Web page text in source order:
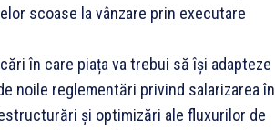
scoase la vânzare prin executare
în care piața va trebui să își adapteze
noile reglementări privind salarizarea în
și optimizări ale fluxurilor de